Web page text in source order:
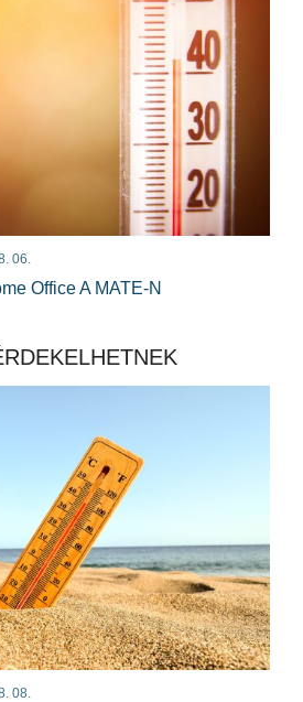
06.
Office A MATE-N
08.